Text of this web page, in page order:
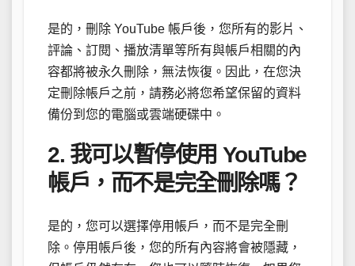
是的，刪除 YouTube 帳戶後，您所有的影片、
評論、訂閱、播放清單等所有與帳戶相關的內
容都將被永久刪除，無法恢復。因此，在您決
定刪除帳戶之前，請務必將您希望保留的資料
備份到您的電腦或雲端硬碟中。
2. 我可以暫停使用 YouTube
帳戶，而不是完全刪除嗎？
是的，您可以選擇停用帳戶，而不是完全刪
除。停用帳戶後，您的所有內容將會被隱藏，